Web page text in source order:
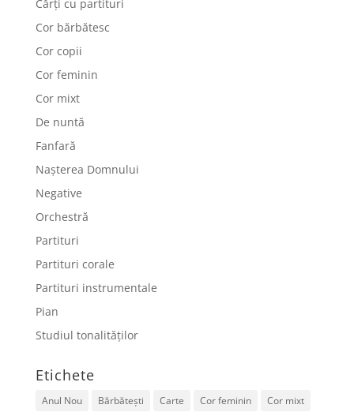
Cărți cu partituri
Cor bărbătesc
Cor copii
Cor feminin
Cor mixt
De nuntă
Fanfară
Nașterea Domnului
Negative
Orchestră
Partituri
Partituri corale
Partituri instrumentale
Pian
Studiul tonalităților
Etichete
Anul Nou Bărbătești Carte Cor feminin Cor mixt